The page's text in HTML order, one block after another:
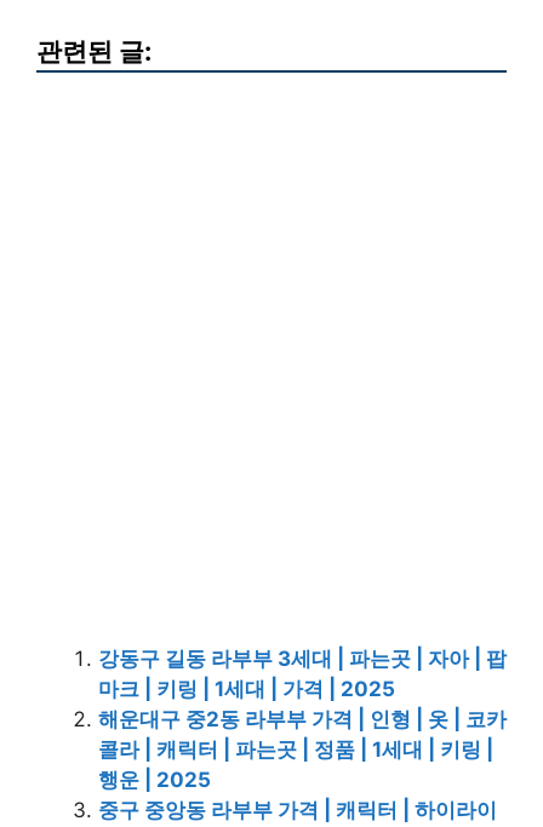
관련된 글:
강동구 길동 라부부 3세대 | 파는곳 | 자아 | 팝
마크 | 키링 | 1세대 | 가격 | 2025
해운대구 중2동 라부부 가격 | 인형 | 옷 | 코카
콜라 | 캐릭터 | 파는곳 | 정품 | 1세대 | 키링 |
행운 | 2025
중구 중앙동 라부부 가격 | 캐릭터 | 하이라이